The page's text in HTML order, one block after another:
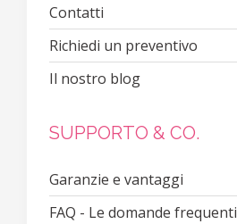
Contatti
Richiedi un preventivo
Il nostro blog
SUPPORTO & CO.
Garanzie e vantaggi
FAQ - Le domande frequenti